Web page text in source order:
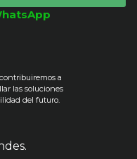
a
las soluciones
del futuro.